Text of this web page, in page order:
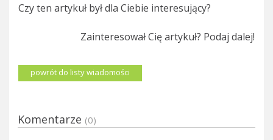
Czy ten artykuł był dla Ciebie interesujący?
Zainteresował Cię artykuł? Podaj dalej!
powrót do listy wiadomości
Komentarze (0)